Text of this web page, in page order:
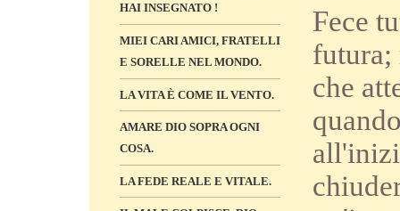
HAI INSEGNATO !
MIEI CARI AMICI, FRATELLI
E SORELLE NEL MONDO.
LA VITA È COME IL VENTO.
AMARE DIO SOPRA OGNI
COSA.
LA FEDE REALE E VITALE.
Fece
futura;
che